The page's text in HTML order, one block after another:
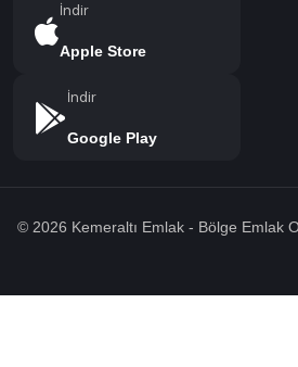
İndir
Apple Store
İndir
Google Play
© 2026 Kemeraltı Emlak - Bölge Emlak